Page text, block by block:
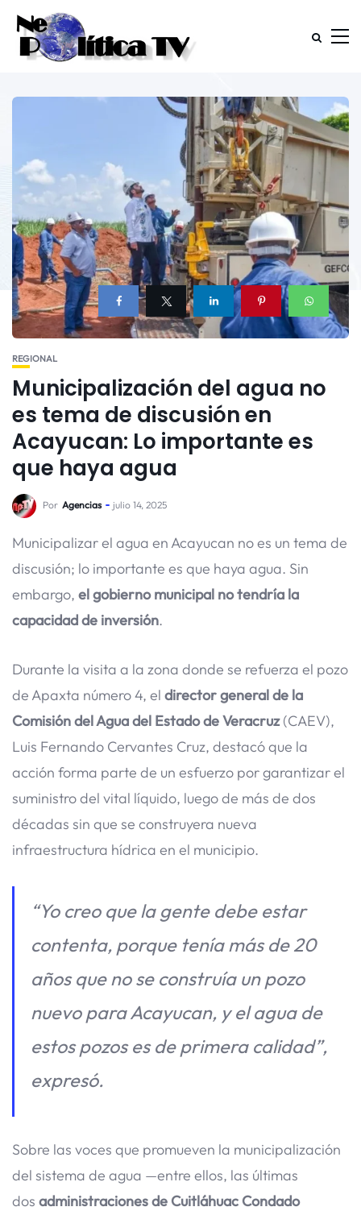
REGIONAL
Municipalización del agua no
es tema de discusión en
Acayucan: Lo importante es
que haya agua
Por Agencias julio 14, 2025
Municipalizar el agua en Acayucan no es un tema de
discusión; lo importante es que haya agua. Sin
embargo, el gobierno municipal no tendría la
capacidad de inversión.
Durante la visita a la zona donde se refuerza el pozo
de Apaxta número 4, el director general de la
Comisión del Agua del Estado de Veracruz(CAEV),
Luis Fernando Cervantes Cruz, destacó que la
acción forma parte de un esfuerzo por garantizar el
suministro del vital líquido, luego de más de dos
décadas sin que se construyera nueva
infraestructura hídrica en el municipio.
“Yo creo que la gente debe estar
contenta, porque tenía más de 20
años que no se construía un pozo
nuevo para Acayucan, y el agua de
estos pozos es de primera calidad”,
expresó.
Sobre las voces que promueven la municipalización
del sistema de agua —entre ellos, las últimas
dos administraciones de Cuitláhuac Condado